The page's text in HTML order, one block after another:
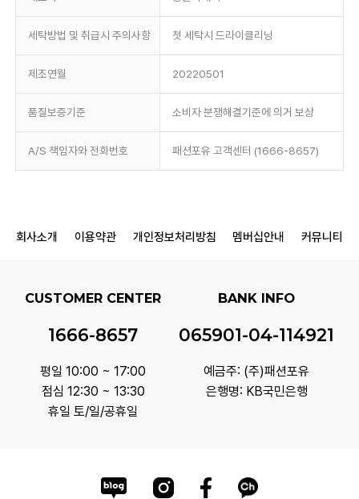
세탁방법 및 취급시 주의사항 첫 세탁시 드라이클리닝
제조연월 20220501
품질보증기준 소비자 분쟁해결기준에 의거 보상
A/S 책임자와 전화번호 패션포유 고객센터 (1666-8657)
회사소개 이용약관 개인정보처리방침 멤버십안내 커뮤니티
CUSTOMER CENTER
1666-8657
평일 10:00 ~ 17:00
점심 12:30 ~ 13:30
휴일 토/일/공휴일
BANK INFO
065901-04-114921
예금주: (주)패션포유
은행명: KB국민은행